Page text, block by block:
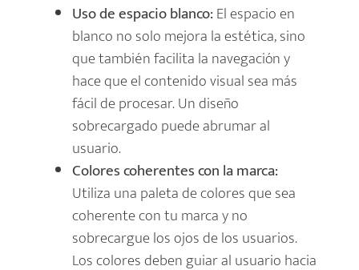
Uso de espacio blanco:El espacio en
blanco no solo mejora la estética, sino
que también facilita la navegación y
hace que el contenido visual sea más
fácil de procesar. Un diseño
sobrecargado puede abrumar al
usuario.
Colores coherentes con la marca:
Utiliza una paleta de colores que sea
coherente con tu marca y no
sobrecargue los ojos de los usuarios.
Los colores deben guiar al usuario hacia